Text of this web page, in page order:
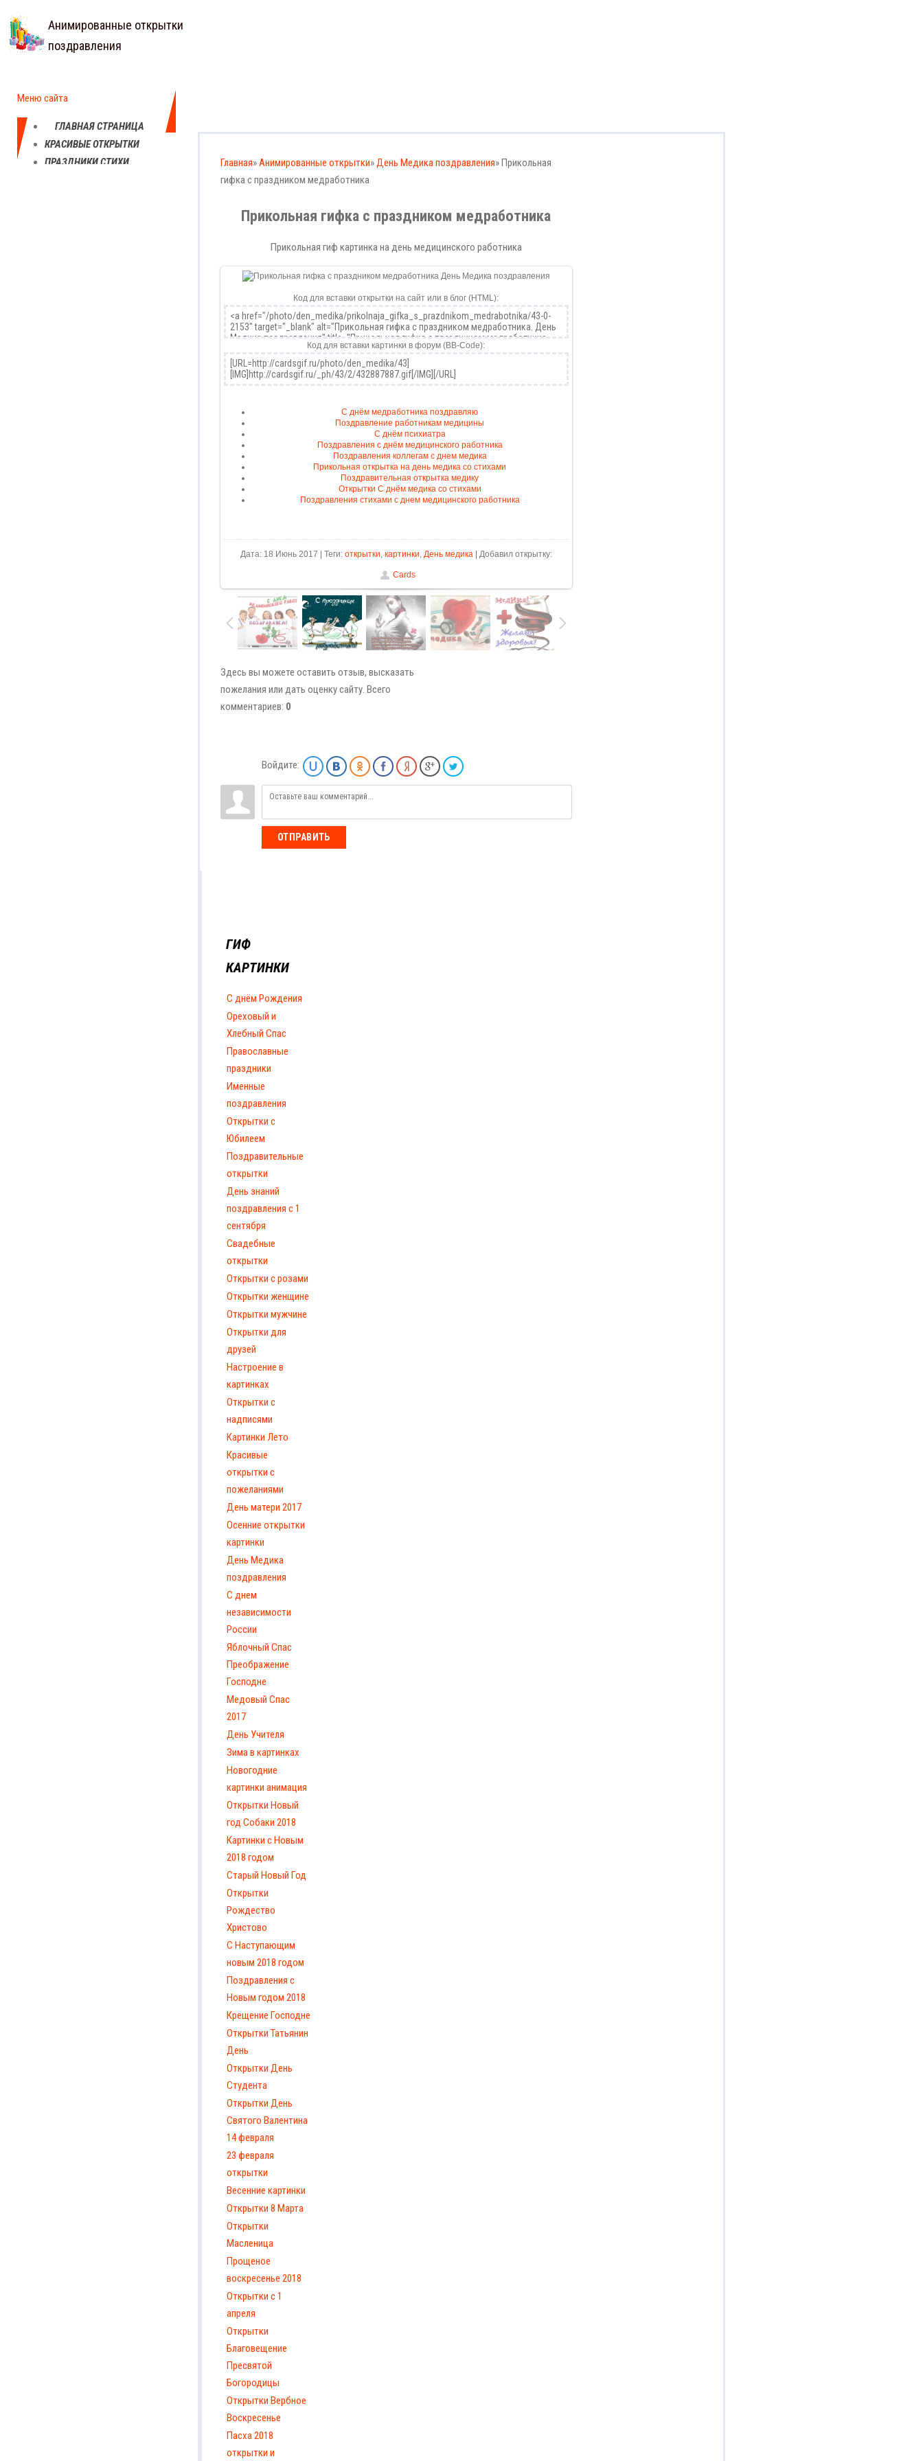
Анимированные открытки
поздравления
Меню сайта
ГЛАВНАЯ СТРАНИЦА
КРАСИВЫЕ ОТКРЫТКИ
ПРАЗДНИКИ СТИХИ
Главная»Анимированные открытки»День Медика поздравления» Прикольная
гифка с праздником медработника
Прикольная гифка с праздником медработника
Прикольная гиф картинка на день медицинского работника
Код для вставки открытки на сайт или в блог (HTML):
Код для вставки картинки в форум (BB-Code):
C днём медработника поздравляю
Поздравление работникам медицины
С днём психиатра
Поздравления с днём медицинского работника
Поздравления коллегам с днем медика
Прикольная открытка на день медика со стихами
Поздравительная открытка медику
Открытки С днём медика со стихами
Поздравления стихами с днем медицинского работника
Дата: 18 Июнь 2017 | Теги: открытки, картинки, День медика| Добавил открытку:
Cards
Здесь вы можете оставить отзыв, высказать
пожелания или дать оценку сайту. Всего
комментариев: 0
Войдите:
ОТПРАВИТЬ
ГИФ
КАРТИНКИ
С днём Рождения
Ореховый и
Хлебный Спас
Православные
праздники
Именные
поздравления
Открытки с
Юбилеем
Поздравительные
открытки
День знаний
поздравления с 1
сентября
Свадебные
открытки
Открытки с розами
Открытки женщине
Открытки мужчине
Открытки для
друзей
Настроение в
картинках
Открытки с
надписями
Картинки Лето
Красивые
открытки с
пожеланиями
День матери 2017
Осенние открытки
картинки
День Медика
поздравления
С днем
независимости
России
Яблочный Спас
Преображение
Господне
Медовый Спас
2017
День Учителя
Зима в картинках
Новогодние
картинки анимация
Открытки Новый
год Собаки 2018
Картинки с Новым
2018 годом
Старый Новый Год
Открытки
Рождество
Христово
С Наступающим
новым 2018 годом
Поздравления с
Новым годом 2018
Крещение Господне
Открытки Татьянин
День
Открытки День
Студента
Открытки День
Святого Валентина
14 февраля
23 февраля
открытки
Весенние картинки
Открытки 8 Марта
Открытки
Масленица
Прощеное
воскресенье 2018
Открытки с 1
апреля
Открытки
Благовещение
Пресвятой
Богородицы
Открытки Вербное
Воскресенье
Пасха 2018
открытки и